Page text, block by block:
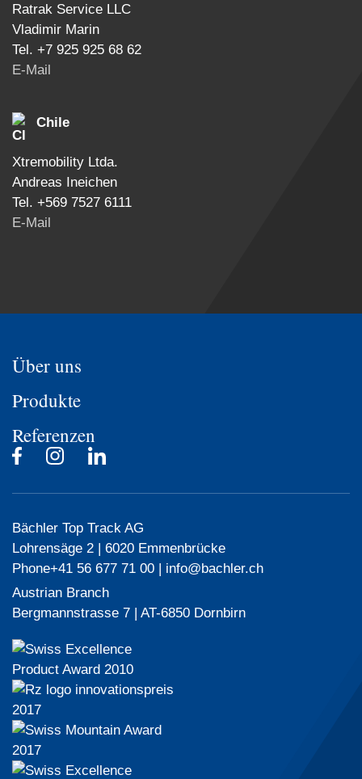
Ratrak Service LLC
Vladimir Marin
Tel. +7 925 925 68 62
E-Mail
Chile
Xtremobility Ltda.
Andreas Ineichen
Tel. +569 7527 6111
E-Mail
Über uns
Produkte
Referenzen
Bächler Top Track AG
Lohrensäge 2 | 6020 Emmenbrücke
Phone+41 56 677 71 00 | info@bachler.ch
Austrian Branch
Bergmannstrasse 7 | AT-6850 Dornbirn